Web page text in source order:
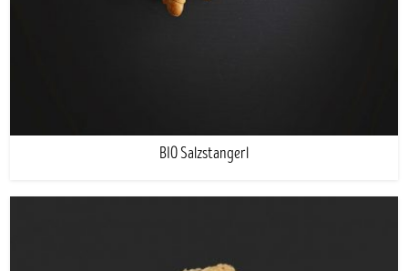
BIO Salzstangerl